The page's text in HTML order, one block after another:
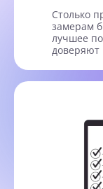
Столько
замерам
лучшее
доверяют